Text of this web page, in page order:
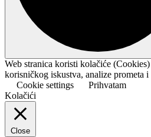
Web stranica koristi kolačiće
korisničkog iskustva, analize prometa
Cookie settings
Prihvatam
Kolačići
Close